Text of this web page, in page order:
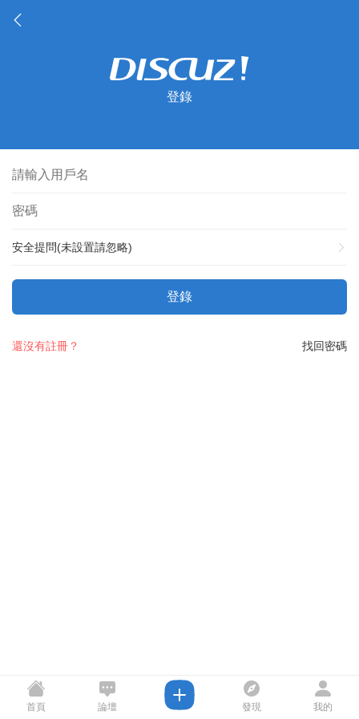
登錄
安全提問(未設置請忽略)
登錄
找回密碼
還沒有註冊？
首頁 論壇 發現 我的